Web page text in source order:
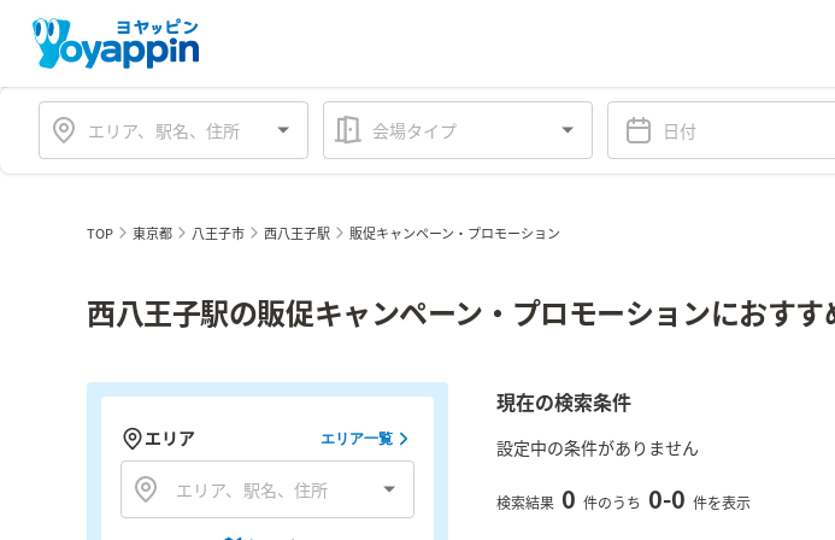
会場タイプ
TOP 東京都 八王子市 西八王子駅 販促キャンペーン・プロモーション
西八王子駅の販促キャンペーン・プロモーションにおす
現在の検索条件
設定中の条件がありません
検索結果 0 件のうち 0-0 件を表示
エリア エリア一覧